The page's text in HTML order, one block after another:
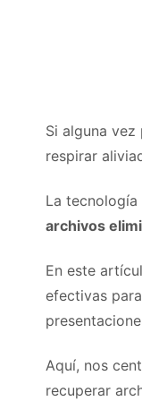
Si alguna
respirar
La tecnología
archivos
En este
efectivas para
Aquí, nos
recuperar